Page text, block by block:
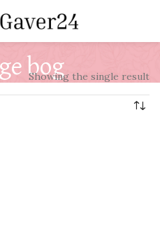
bog
Showing the single result